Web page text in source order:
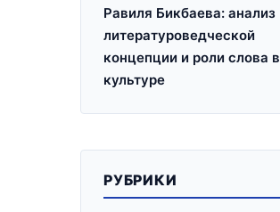
Равиля Бикбаева: анализ
литературоведческой
концепции и роли слова в
культуре
РУБРИКИ